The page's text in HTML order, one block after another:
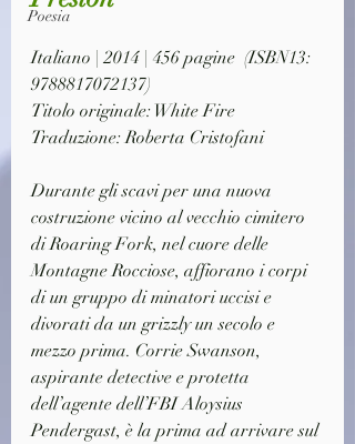
Poesia
Italiano | 2014 | 456 pagine  (ISBN13:
9788817072137)
Titolo originale: White Fire
Traduzione: Roberta Cristofani
Durante gli scavi per una nuova
costruzione vicino al vecchio cimitero
di Roaring Fork, nel cuore delle
Montagne Rocciose, affiorano i corpi
di un gruppo di minatori uccisi e
divorati da un grizzly un secolo e
mezzo prima. Corrie Swanson,
aspirante detective e protetta
dell’agente dell’FBI Aloysius
Pendergast, è la prima ad arrivare sul